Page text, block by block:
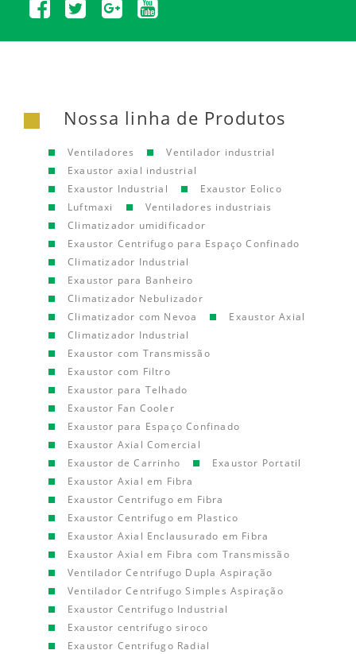
Nossa linha de Produtos
Ventiladores
Ventilador industrial
Exaustor axial industrial
Exaustor Industrial
Exaustor Eolico
Luftmaxi
Ventiladores industriais
Climatizador umidificador
Exaustor Centrifugo para Espaço Confinado
Climatizador Industrial
Exaustor para Banheiro
Climatizador Nebulizador
Climatizador com Nevoa
Exaustor Axial
Climatizador Industrial
Exaustor com Transmissão
Exaustor com Filtro
Exaustor para Telhado
Exaustor Fan Cooler
Exaustor para Espaço Confinado
Exaustor Axial Comercial
Exaustor de Carrinho
Exaustor Portatil
Exaustor Axial em Fibra
Exaustor Centrifugo em Fibra
Exaustor Centrifugo em Plastico
Exaustor Axial Enclausurado em Fibra
Exaustor Axial em Fibra com Transmissão
Ventilador Centrifugo Dupla Aspiração
Ventilador Centrifugo Simples Aspiração
Exaustor Centrifugo Industrial
Exaustor centrifugo siroco
Exaustor Centrifugo Radial